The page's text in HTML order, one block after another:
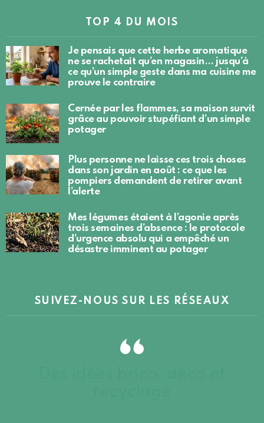
TOP 4 DU MOIS
Je pensais que cette herbe aromatique
ne se rachetait qu’en magasin… jusqu’à
ce qu’un simple geste dans ma cuisine me
prouve le contraire
Cernée par les flammes, sa maison survit
grâce au pouvoir stupéfiant d’un simple
potager
Plus personne ne laisse ces trois choses
dans son jardin en août : ce que les
pompiers demandent de retirer avant
l’alerte
Mes légumes étaient à l’agonie après
trois semaines d’absence : le protocole
d’urgence absolu qui a empêché un
désastre imminent au potager
SUIVEZ-NOUS SUR LES RÉSEAUX